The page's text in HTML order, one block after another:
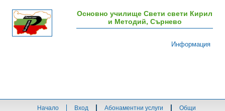
Основно училище Свети свети Кирил
и Методий, Сърнево
Информация
Начало Вход Абонаментни услуги Общи